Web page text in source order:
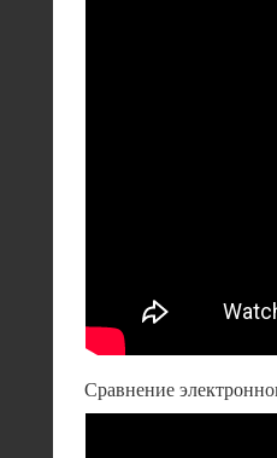
Сравнение